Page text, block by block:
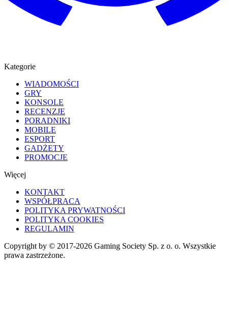
Kategorie
WIADOMOŚCI
GRY
KONSOLE
RECENZJE
PORADNIKI
MOBILE
ESPORT
GADŻETY
PROMOCJE
Więcej
KONTAKT
WSPÓŁPRACA
POLITYKA PRYWATNOŚCI
POLITYKA COOKIES
REGULAMIN
Copyright by © 2017-2026 Gaming Society Sp. z o. o. Wszystkie
prawa zastrzeżone.